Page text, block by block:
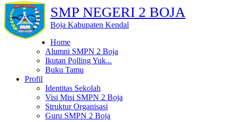
SMP NEGERI 2 BOJA
Boja Kabupaten Kendal
Home
Alumni SMPN 2 Boja
Ikutan Polling Yuk...
Buku Tamu
Profil
Identitas Sekolah
Visi Misi SMPN 2 Boja
Struktur Organisasi
Guru SMPN 2 Boja